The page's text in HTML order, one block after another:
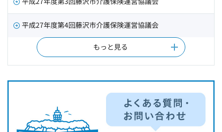
平成27年度第4回藤沢市介護保険運営協議会
もっと見る